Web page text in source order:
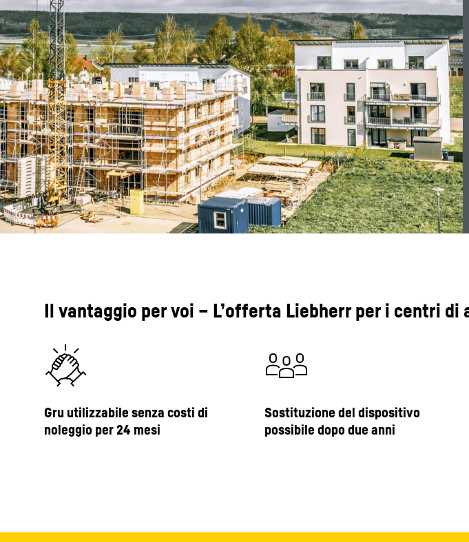
Il vantaggio per voi – L’offerta Liebherr per i centri di
Gru utilizzabile senza costi di
noleggio per 24 mesi
Sostituzione del dispositivo
possibile dopo due anni